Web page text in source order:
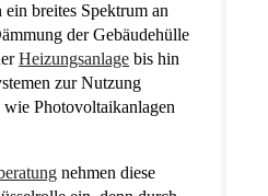
breites Spektrum an
der Gebäudehülle
Heizungsanlage bis hin
zur Nutzung
wie Photovoltaikanlagen
nehmen diese